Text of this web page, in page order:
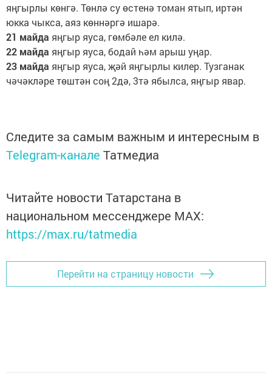
яңгырлы көнгә. Төнлә су өстенә томан ятып, иртән
юкка чыкса, аяз көннәргә ишарә.
21 майда яңгыр яуса, гөмбәле ел килә.
22 майда яңгыр яуса, бодай һәм арыш уңар.
23 майда яңгыр яуса, җәй яңгырлы килер. Тузганак
чәчәкләре төштән соң 2дә, 3тә ябылса, яңгыр явар.
Следите за самым важным и интересным в
Telegram-канале Татмедиа
Читайте новости Татарстана в
национальном мессенджере MАХ:
https://max.ru/tatmedia
Перейти на страницу новости